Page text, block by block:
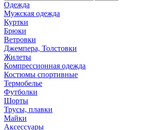
Одежда
Мужская одежда
Куртки
Брюки
Ветровки
Джемпера, Толстовки
Жилеты
Компрессионная одежда
Костюмы спортивные
Термобелье
Футболки
Шорты
Трусы, плавки
Майки
Аксессуары